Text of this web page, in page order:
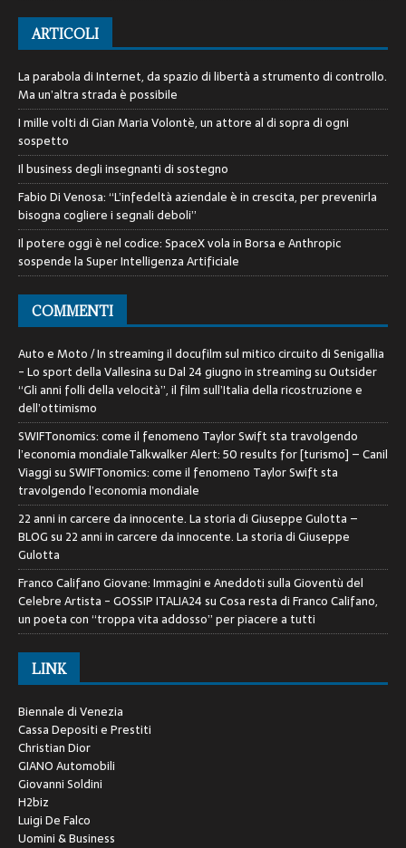
ARTICOLI
La parabola di Internet, da spazio di libertà a strumento di controllo.
Ma un’altra strada è possibile
I mille volti di Gian Maria Volontè, un attore al di sopra di ogni
sospetto
Il business degli insegnanti di sostegno
Fabio Di Venosa: “L’infedeltà aziendale è in crescita, per prevenirla
bisogna cogliere i segnali deboli”
Il potere oggi è nel codice: SpaceX vola in Borsa e Anthropic
sospende la Super Intelligenza Artificiale
COMMENTI
Auto e Moto / In streaming il docufilm sul mitico circuito di Senigallia
- Lo sport della VallesinasuDal 24 giugno in streaming su Outsider
“Gli anni folli della velocità”, il film sull’Italia della ricostruzione e
dell’ottimismo
SWIFTonomics: come il fenomeno Taylor Swift sta travolgendo
l’economia mondialeTalkwalker Alert: 50 results for [turismo] – Canil
ViaggisuSWIFTonomics: come il fenomeno Taylor Swift sta
travolgendo l’economia mondiale
22 anni in carcere da innocente. La storia di Giuseppe Gulotta –
BLOGsu 22 anni in carcere da innocente. La storia di Giuseppe
Gulotta
Franco Califano Giovane: Immagini e Aneddoti sulla Gioventù del
Celebre Artista - GOSSIP ITALIA24suCosa resta di Franco Califano,
un poeta con “troppa vita addosso” per piacere a tutti
LINK
Biennale di Venezia
Cassa Depositi e Prestiti
Christian Dior
GIANO Automobili
Giovanni Soldini
H2biz
Luigi De Falco
Uomini & Business